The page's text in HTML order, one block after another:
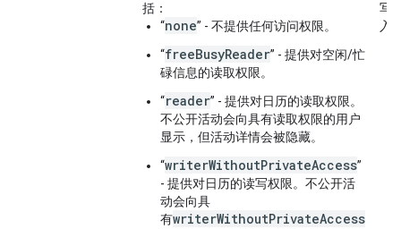
括：
“none” - 不提供任何访问权限。
“freeBusyReader” - 提供对空闲/忙
碌信息的读取权限。
“reader” - 提供对日历的读取权限。
不公开活动会向具有读取权限的用户
显示，但活动详情会被隐藏。
“writerWithoutPrivateAccess”
- 提供对日历的读写权限。不公开活
动会向具
有writerWithoutPrivateAccess
写
入